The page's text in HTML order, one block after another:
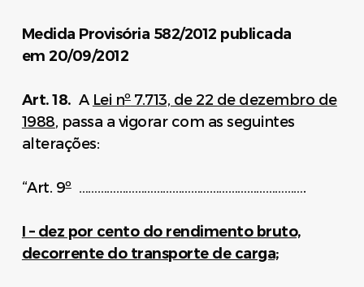
Medida Provisória 582/2012 publicada
em 20/09/2012
Art. 18. A Lei nº7.713, de 22 de dezembro de
1988, passa a vigorar com as seguintes
alterações:
“Art. 9º……………………………………………………………….
I – dez por cento do rendimento bruto,
decorrente do transporte de carga;